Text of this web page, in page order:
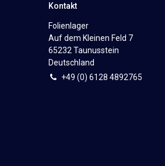
Kontakt
Folienlager
Auf dem Kleinen Feld 7
65232 Taunusstein
Deutschland
+49 (0) 6128 4892765